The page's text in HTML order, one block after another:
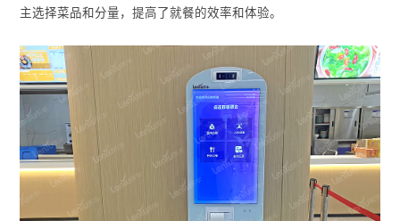
主选择菜品和分量，提高了就餐的效率和体验。